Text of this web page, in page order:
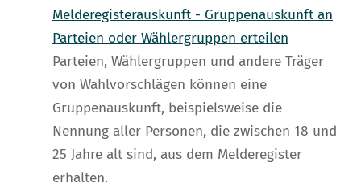
Melderegisterauskunft - Gruppenauskunft an
Parteien oder Wählergruppen erteilen
Parteien, Wählergruppen und andere Träger
von Wahlvorschlägen können eine
Gruppenauskunft, beispielsweise die
Nennung aller Personen, die zwischen 18 und
25 Jahre alt sind, aus dem Melderegister
erhalten.